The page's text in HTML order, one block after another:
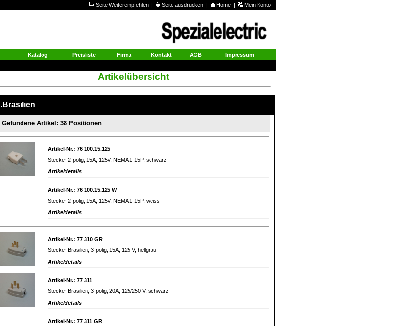
Seite Weiterempfehlen | Seite ausdrucken | Home | Mein Konto
Katalog Preisliste Firma Kontakt AGB Impressum
Artikelübersicht
.Brasilien
Gefundene Artikel: 38 Positionen
Artikel-Nr.: 76 100.15.125
Stecker 2-polig, 15A, 125V, NEMA 1-15P, schwarz
Artikeldetails
Artikel-Nr.: 76 100.15.125 W
Stecker 2-polig, 15A, 125V, NEMA 1-15P, weiss
Artikeldetails
Artikel-Nr.: 77 310 GR
Stecker Brasilien, 3-polig, 15A, 125 V, hellgrau
Artikeldetails
Artikel-Nr.: 77 311
Stecker Brasilien, 3-polig, 20A, 125/250 V, schwarz
Artikeldetails
Artikel-Nr.: 77 311 GR